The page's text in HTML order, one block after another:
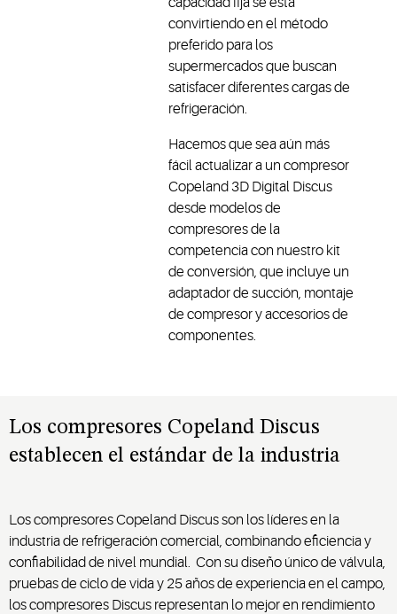
convirtiendo en el método
preferido para los
supermercados que buscan
satisfacer diferentes cargas de
refrigeración.
Hacemos que sea aún más
fácil actualizar a un compresor
Copeland 3D Digital Discus
desde modelos de
compresores de la
competencia con nuestro kit
de conversión, que incluye un
adaptador de succión, montaje
de compresor y accesorios de
componentes.
Los compresores Copeland Discus
establecen el estándar de la industria
Los compresores Copeland Discus son los líderes en la
industria de refrigeración comercial, combinando eficiencia y
confiabilidad de nivel mundial. Con su diseño único de válvula,
pruebas de ciclo de vida y 25 años de experiencia en el campo,
los compresores Discus representan lo mejor en rendimiento